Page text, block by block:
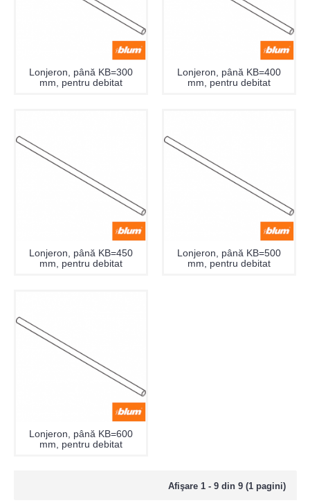
Lonjeron, până KB=300
mm, pentru debitat
Lonjeron, până KB=400
mm, pentru debitat
Lonjeron, până KB=450
mm, pentru debitat
Lonjeron, până KB=500
mm, pentru debitat
Lonjeron, până KB=600
mm, pentru debitat
Afişare 1 - 9 din 9 (1 pagini)